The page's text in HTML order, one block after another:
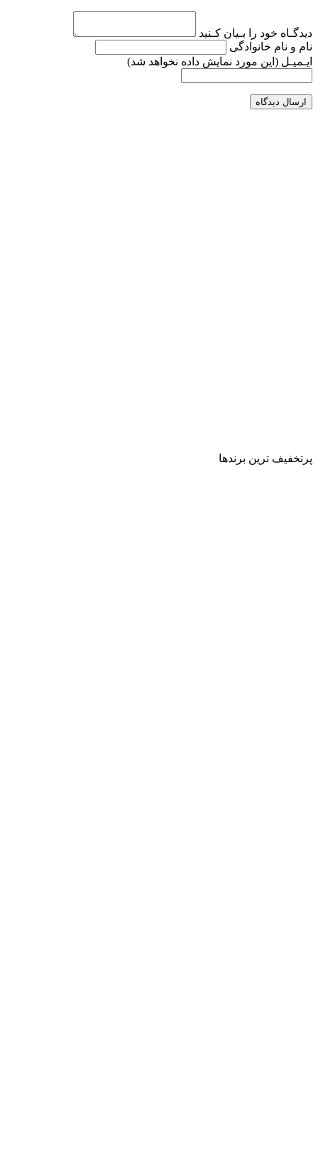
دیدگـاه خود را بـیان کـنید
نام و نام خانوادگی
ایـمیـل (این مورد نمایش داده نخواهد شد)
ارسال دیدگاه
پرتخفیف ترین برندها